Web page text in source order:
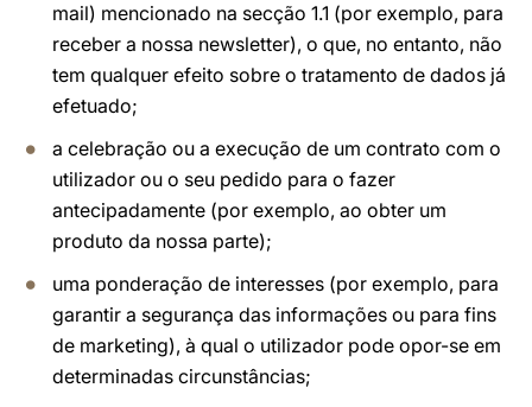
mail) mencionado na secção 1.1 (por exemplo, para
receber a nossa newsletter), o que, no entanto, não
tem qualquer efeito sobre o tratamento de dados já
efetuado;
a celebração ou a execução de um contrato com o
utilizador ou o seu pedido para o fazer
antecipadamente (por exemplo, ao obter um
produto da nossa parte);
uma ponderação de interesses (por exemplo, para
garantir a segurança das informações ou para fins
de marketing), à qual o utilizador pode opor-se em
determinadas circunstâncias;